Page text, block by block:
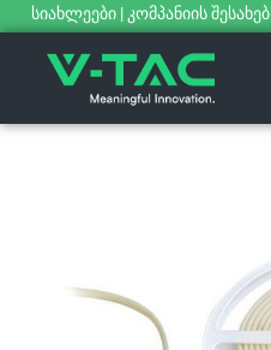
სიახლეები | კომპანიის შესახებ